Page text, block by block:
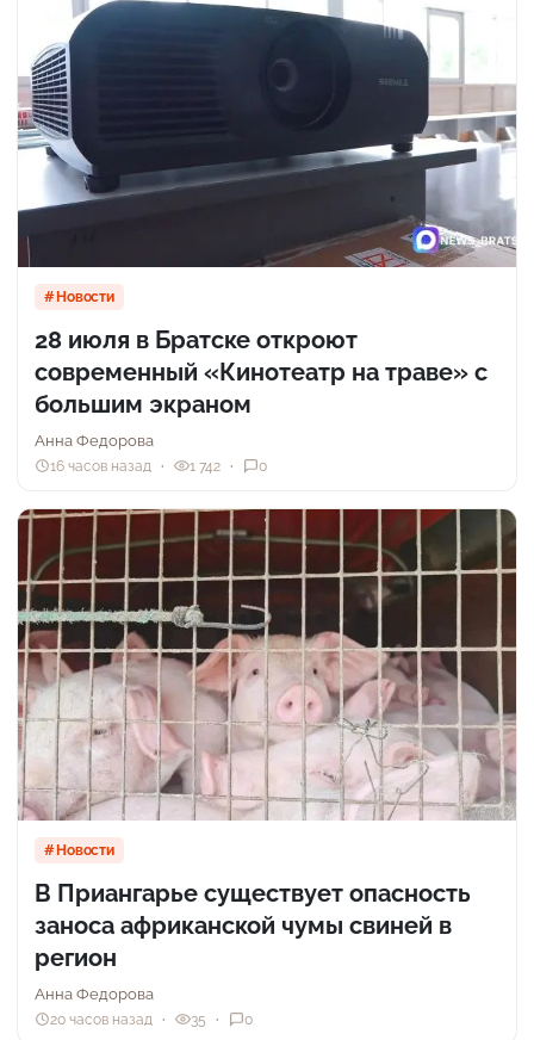
Новости
28 июля в Братске откроют
современный «Кинотеатр на траве» с
большим экраном
Анна Федорова
16 часов назад 1 742 0
Новости
В Приангарье существует опасность
заноса африканской чумы свиней в
регион
Анна Федорова
20 часов назад 35 0